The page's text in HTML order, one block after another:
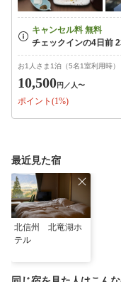
お1人さま1泊（5名1室利用時）
10,500円 ／人〜
ポイント(1%)
最近見た宿
北信州 北竜湖ホ
テル